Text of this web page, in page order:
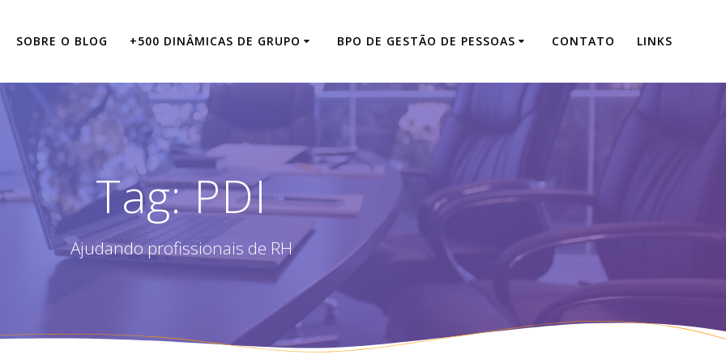
SOBRE O BLOG +500 DINÂMICAS DE GRUPO BPO DE GESTÃO DE PESSOAS CONTATO LINKS
Tag:PDI
Ajudando profissionais de RH